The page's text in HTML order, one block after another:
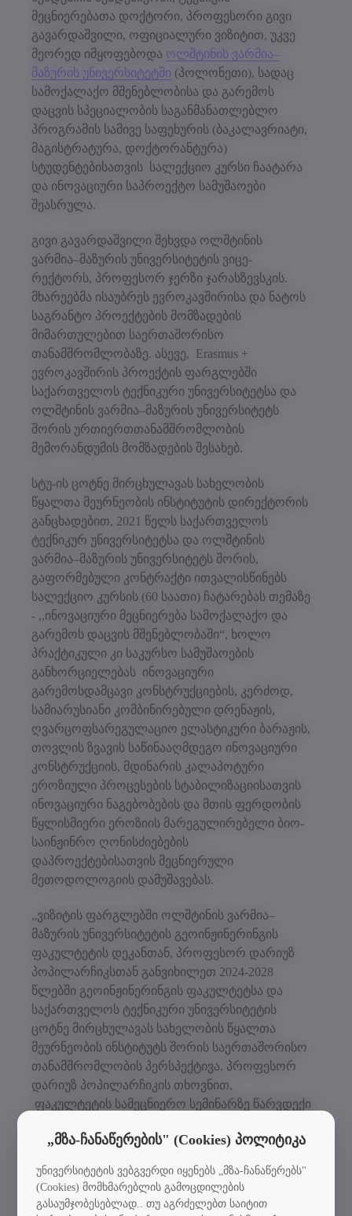
მეცნიერებათა დოქტორი, პროფესორი გივი
გავარდაშვილი, ოფიციალური ვიზიტით, უკვე
მეორედ იმყოფებოდა ოლშტინის ვარმია–
მაზურის უნივერსიტეტში (პოლონეთი), სადაც
სამოქალაქო მშენებლობისა და გარემოს
დაცვის სპეციალობის საგანმანათლებლო
პროგრამის სამივე საფეხურის (ბაკალავრიატი,
მაგისტრატურა, დოქტორანტურა)
სტუდენტებისათვის სალექციო კურსი ჩაატარა
და ინოვაციური საპროექტო სამუშაოები
შეასრულა.
გივი გავარდაშვილი შეხვდა ოლშტინის
ვარმია–მაზურის უნივერსიტეტის ვიცე-
რექტორს, პროფესორ ჯერზი ჯარასზევსკის.
მხარეებმა ისაუბრეს ევროკავშირისა და ნატოს
საგრანტო პროექტების მომზადების
მიმართულებით საერთაშორისო
თანამშრომლობაზე. ასევე, Erasmus +
ევროკავშირის პროექტის ფარგლებში
საქართველოს ტექნიკური უნივერსიტეტსა და
ოლშტინის ვარმია–მაზურის უნივერსიტეტს
შორის ურთიერთთანამშრომლობის
მემორანდუმის მომზადების შესახებ.
სტუ-ის ცოტნე მირცხულავას სახელობის
წყალთა მეურნეობის ინსტიტუტის დირექტორის
განცხადებით, 2021 წელს საქართველოს
ტექნიკურ უნივერსიტეტსა და ოლშტინის
ვარმია–მაზურის უნივერსიტეტს შორის,
გაფორმებული კონტრაქტი ითვალისწინებს
სალექციო კურსის (60 საათი) ჩატარებას თემაზე
- ,,ინოვაციური მეცნიერება სამოქალაქო და
გარემოს დაცვის მშენებლობაში“, ხოლო
პრაქტიკული კი საკურსო სამუშაოების
განხორციელებას ინოვაციური
გარემოსდამცავი კონსტრუქციების, კერძოდ,
სამიარუსიანი კომბინირებული დრენაჟის,
ღვარცოფსარეგულაციო ელასტიკური ბარაჟის,
თოვლის ზვავის საწინააღმდეგო ინოვაციური
კონსტრუქციის, მდინარის კალაპოტური
ეროზიული პროცესების სტაბილიზაციისათვის
ინოვაციური ნაგებობების და მთის ფერდობის
წყლისმიერი ეროზიის მარეგულირებელი ბიო-
საინჟინრო ღონისძიებების
დაპროექტებისათვის მეცნიერული
მეთოდოლოგიის დამუშავებას.
„ვიზიტის ფარგლებში ოლშტინის ვარმია–
მაზურის უნივერსიტეტის გეოინჟინერინგის
ფაკულტეტის დეკანთან, პროფესორ დარიუზ
პოპილარჩიკსთან განვიხილეთ 2024-2028
წლებში გეოინჟინერინგის ფაკულტეტსა და
საქართველოს ტექნიკური უნივერსიტეტის
ცოტნე მირცხულავას სახელობის წყალთა
მეურნეობის ინსტიტუტს შორის საერთაშორისო
თანამშრომლობის პერსპექტივა. პროფესორ
დარიუზ პოპილარჩიკის თხოვნით,
ფაკულტეტის სამეცნიერო სემინარზე წარვდექი
უნივერსიტეტის ცოტნე მირცხულავას
ინოვაციური კვლევები და საერთაშორისო
საგრანტო პროექტებში ინსტიტუტის
„მზა-ჩანაწერების" (Cookies) პოლიტიკა
უნივერსიტეტის ვებგვერდი იყენებს „მზა-ჩანაწერებს"
(Cookies) მომხმარებლის გამოცდილების
გასაუმჯობესებლად.. თუ აგრძელებთ საიტით